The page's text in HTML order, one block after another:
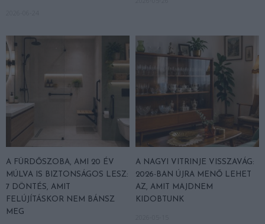
A FÜRDŐSZOBA, AMI 20 ÉV
MÚLVA IS BIZTONSÁGOS LESZ:
7 DÖNTÉS, AMIT
FELÚJÍTÁSKOR NEM BÁNSZ
MEG
A NAGYI VITRINJE VISSZAVÁG:
2026-BAN ÚJRA MENŐ LEHET
AZ, AMIT MAJDNEM
KIDOBTUNK